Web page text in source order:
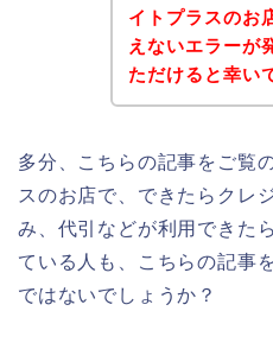
イトプラスのお
えないエラーが
ただけると幸い
多分、こちらの記事をご覧
スのお店で、できたらクレ
み、代引などが利用できた
ている人も、こちらの記事
ではないでしょうか？